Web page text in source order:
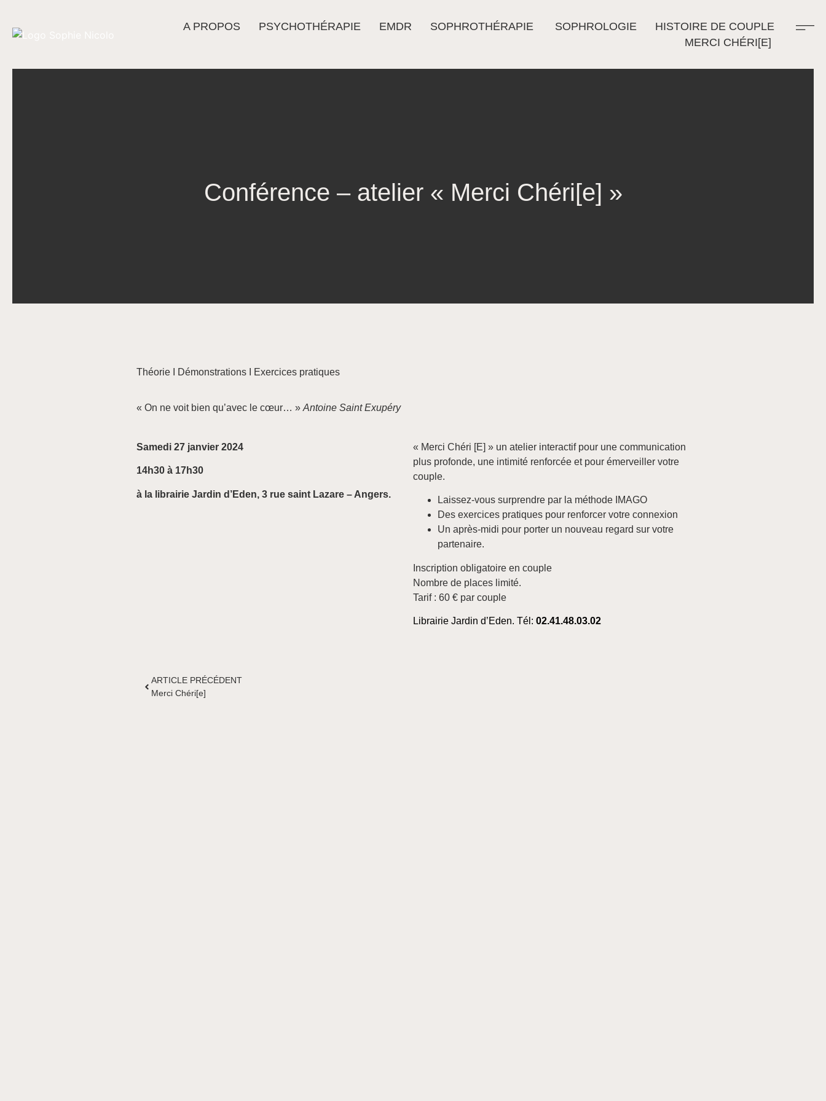
A PROPOS PSYCHOTHÉRAPIE EMDR SOPHROTHÉRAPIE SOPHROLOGIE
HISTOIRE DE COUPLE
MERCI CHÉRI[E]
Conférence – atelier « Merci Chéri[e] »
Théorie I Démonstrations I Exercices pratiques
« On ne voit bien qu’avec le cœur… » Antoine Saint Exupéry
Samedi 27 janvier 2024
14h30 à 17h30
à la librairie Jardin d’Eden, 3 rue saint Lazare – Angers.
« Merci Chéri [E] » un atelier interactif pour une communication
plus profonde, une intimité renforcée et pour émerveiller votre
couple.
Laissez-vous surprendre par la méthode IMAGO
Des exercices pratiques pour renforcer votre connexion
Un après-midi pour porter un nouveau regard sur votre
partenaire.
Inscription obligatoire en couple
Nombre de places limité.
Tarif : 60 € par couple
Librairie Jardin d’Eden. Tél: 02.41.48.03.02
ARTICLE PRÉCÉDENT
Merci Chéri[e]